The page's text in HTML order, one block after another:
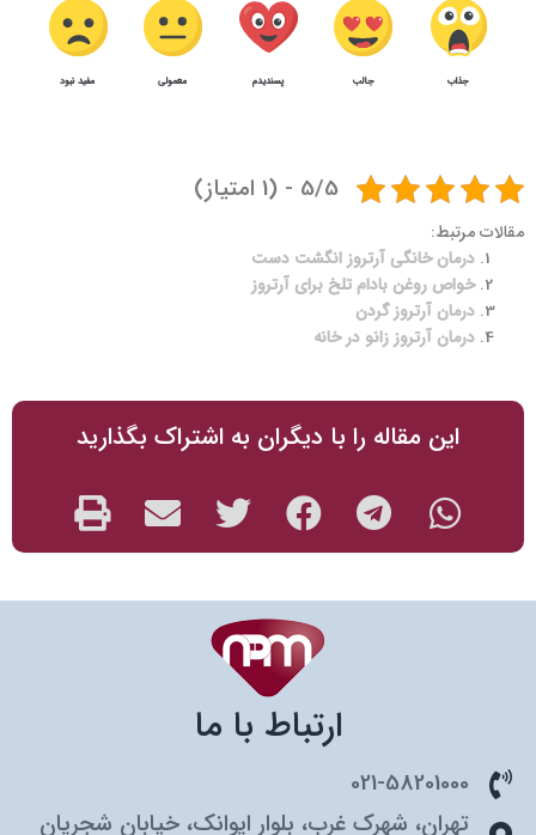
جذاب جالب پسندیدم معمولی مفید نبود
5/5 - (1 امتیاز)
مقالات مرتبط:
درمان خانگی آرتروز انگشت دست
خواص روغن بادام تلخ برای آرتروز
درمان آرتروز گردن
درمان آرتروز زانو در خانه
این مقاله را با دیگران به اشتراک بگذارید
ارتباط با ما
021-58201000
تهران، شهرک غرب، بلوار ایوانک، خیابان شجریان